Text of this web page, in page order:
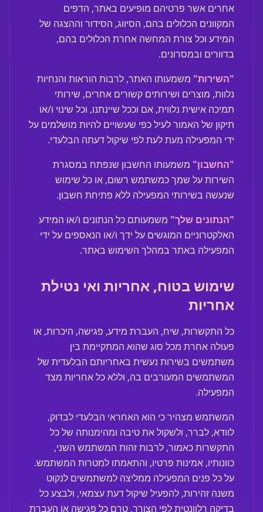
אחרים אשר פרטיהם מופיעים באתר, הדפים
המקוונים הכלולים בהם, הסיווג, הסידור וההצגה של
המידע וכל צורת המחשה אחרת הכלולים בהם,
בדוורים ובמסרונים.
"השירות" משמעותו האתר, לרבות הוראות והנחיות
נלוות, מוצרים ושירותים קשורים אחרים, שירותי
תמיכה אישית נלווית, אם וככל שיינתנו, וכל שינוי ו/או
תיקון של האמור לעיל כפי שעשויים להיות מושלמים על
ידי המפעילה מעת לעת לפי שיקול דעתה הבלעדי.
"החשבון" משמעותו החשבון שנפתח במסגרת
השירות על שמך כמשתמש רשום, או כל שימוש
שנעשה בשירותי המפעילה ללא פתיחת חשבון.
"הנתונים שלך" משמעותם כל הנתונים ו/או המידע
האלקטרוניים המוגשים על ידך ו/או הנאספים על ידי
המפעילה באתר במהלך השימוש באתר.
שימוש בטוח, אחריות ואי נטילת
אחריות
כל התקשרות, שיח, העברת מידע, פגישה, היכרות, או
פעולה אחרת מכל סוג שהוא המתקיימת בין
משתמשים בשירות נעשית באחריותם הבלעדית של
המשתמשים המעורבים בה, וללא כל אחריות מצד
המפעילה.
המשתמש מצהיר כי הוא האחראי הבלעדי לבדוק,
לוודא, לברר, ולשקול את טיבה ומהימנותה של כל
התקשרות כאמור, לרבות זהות המשתמש השני,
כוונותיו, אמינות פרטיו, והתאמתו למטרות המשתמש.
על כל פנים המפעילה ממליצה למשתמשים לנקוט
משנה זהירות, להפעיל שיקול דעת עצמאי, ולבצע כל
בדיקה רלוונטית לפי הצורך, טרם כל פגישה או העברת